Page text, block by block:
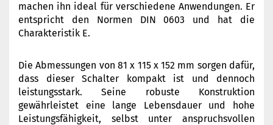
machen ihn ideal für verschiedene Anwendungen. Er
entspricht den Normen DIN 0603 und hat die
Charakteristik E.
Die Abmessungen von 81 x 115 x 152 mm sorgen dafür,
dass dieser Schalter kompakt ist und dennoch
leistungsstark. Seine robuste Konstruktion
gewährleistet eine lange Lebensdauer und hohe
Leistungsfähigkeit, selbst unter anspruchsvollen